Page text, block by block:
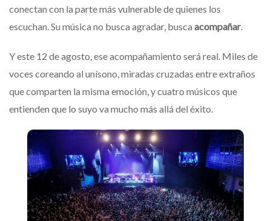
conectan con la parte más vulnerable de quienes los
escuchan. Su música no busca agradar, busca acompañar.
Y este 12 de agosto, ese acompañamiento será real. Miles de
voces coreando al unísono, miradas cruzadas entre extraños
que comparten la misma emoción, y cuatro músicos que
entienden que lo suyo va mucho más allá del éxito.